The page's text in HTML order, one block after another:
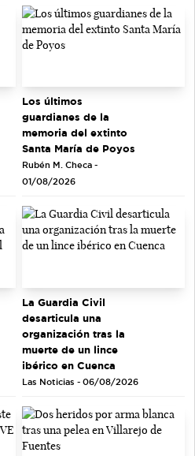
Los últimos
guardianes de la
memoria del extinto
Santa María de Poyos
Rubén M. Checa -
01/08/2026
La Guardia Civil
desarticula una
organización tras la
muerte de un lince
ibérico en Cuenca
Las Noticias - 06/08/2026